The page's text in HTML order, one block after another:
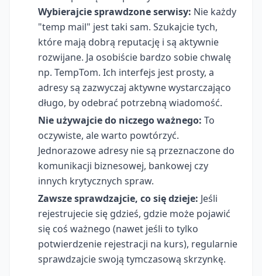
Wybierajcie sprawdzone serwisy: Nie każdy
"temp mail" jest taki sam. Szukajcie tych,
które mają dobrą reputację i są aktywnie
rozwijane. Ja osobiście bardzo sobie chwalę
np. TempTom. Ich interfejs jest prosty, a
adresy są zazwyczaj aktywne wystarczająco
długo, by odebrać potrzebną wiadomość.
Nie używajcie do niczego ważnego: To
oczywiste, ale warto powtórzyć.
Jednorazowe adresy nie są przeznaczone do
komunikacji biznesowej, bankowej czy
innych krytycznych spraw.
Zawsze sprawdzajcie, co się dzieje: Jeśli
rejestrujecie się gdzieś, gdzie może pojawić
się coś ważnego (nawet jeśli to tylko
potwierdzenie rejestracji na kurs), regularnie
sprawdzajcie swoją tymczasową skrzynkę.